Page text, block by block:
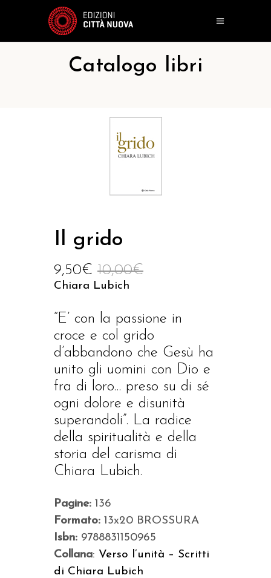
Catalogo libri
Il grido
10,00€
9,50€
Chiara Lubich
“E’ con la passione in
croce e col grido
d’abbandono che Gesù ha
unito gli uomini con Dio e
fra di loro… preso su di sé
ogni dolore e disunità
superandoli”. La radice
della spiritualità e della
storia del carisma di
Chiara Lubich.
Pagine: 136
Formato: 13x20 BROSSURA
Isbn: 9788831150965
Collana: Verso l’unità – Scritti
di Chiara Lubich